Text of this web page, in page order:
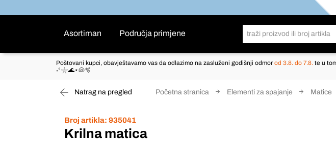
Asortiman Područja primjene
Poštovani kupci, obavještavamo vas da odlazimo na zasluženi godišnji odmor od 3.8. do 7.8. te u
˖°𓇼🌊⋆🐚🫧
Natrag na pregled Početna stranica Elementi za spajanje Matice
Broj artikla: 935041
Krilna matica